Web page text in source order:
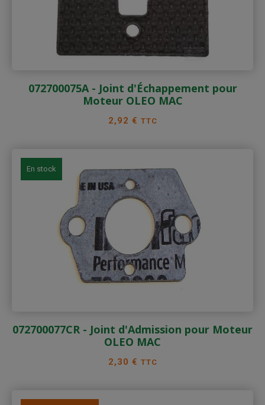
072700075A - Joint d'Échappement pour
Moteur OLEO MAC
Prix
2,92 € TTC
En stock
072700077CR - Joint d'Admission pour Moteur
OLEO MAC
Prix
2,30 € TTC